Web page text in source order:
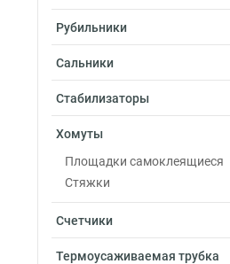
Рубильники
Сальники
Стабилизаторы
Хомуты
Площадки самоклеящиеся
Стяжки
Счетчики
Термоусаживаемая трубка